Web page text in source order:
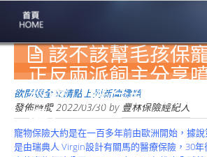
專業豐林
Professional
保險大家談
1386集
台灣商業保險
第一品牌
該不該幫毛孩保
正反兩派飼主分享
經驗【聯合新聞網 /
導】
欲閱讀全文請點上列新聞標題
發佈時間2022/03/30 by 豐林保險經紀人
寵物保險大約是在一百多年前由歐洲開始，據
是由瑞典人 Virgin設計有關馬的醫療保險，30